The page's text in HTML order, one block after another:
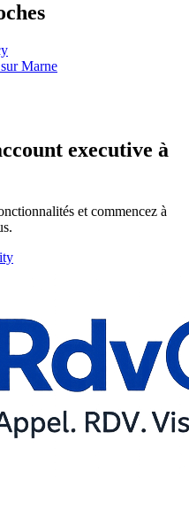
Marne
executive à
et commencez à